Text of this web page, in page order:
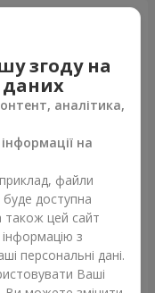
"Серце - серцю"
Замовити
згоду на
аналітика,
на
файли
буде доступна
також цей сайт
з
персональні дані.
Ваші